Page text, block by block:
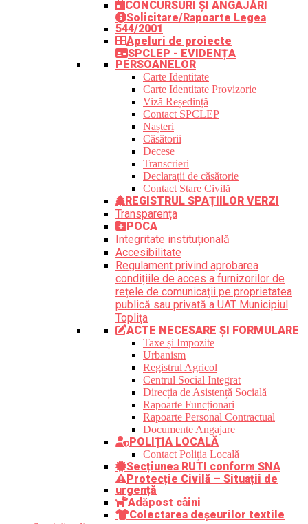
CONCURSURI ȘI ANGAJĂRI
Solicitare/Rapoarte Legea
544/2001
Apeluri de proiecte
SPCLEP - EVIDENȚA
PERSOANELOR
Carte Identitate
Carte Identitate Provizorie
Viză Reședință
Contact SPCLEP
Nașteri
Căsătorii
Decese
Transcrieri
Declarații de căsătorie
Contact Stare Civilă
REGISTRUL SPAȚIILOR VERZI
Transparența
POCA
Integritate instituțională
Accesibilitate
Regulament privind aprobarea
condițiile de acces a furnizorilor de
rețele de comunicații pe proprietatea
publică sau privată a UAT Municipiul
Toplița
ACTE NECESARE ȘI FORMULARE
Taxe și Impozite
Urbanism
Registrul Agricol
Centrul Social Integrat
Direcția de Asistență Socială
Rapoarte Funcționari
Rapoarte Personal Contractual
Documente Angajare
POLIȚIA LOCALĂ
Contact Poliția Locală
Secțiunea RUTI conform SNA
Protecție Civilă – Situații de
urgență
Adăpost câini
Colectarea deșeurilor textile